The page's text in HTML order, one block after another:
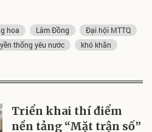
hoa Lâm Đồng
Đại hội MTTQ
thống yêu nước
khó khăn
Triển khai thí điểm
nền tảng “Mặt trận số”